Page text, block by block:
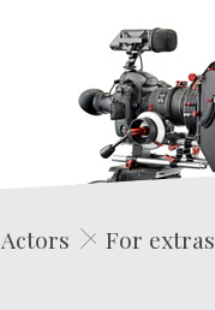
Actors For extras